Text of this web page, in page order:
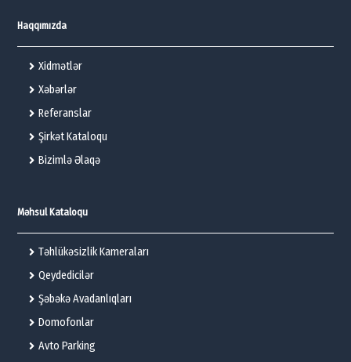
Haqqımızda
Xidmətlər
Xəbərlər
Referanslar
Şirkət Kataloqu
Bizimlə Əlaqə
Məhsul Kataloqu
Təhlükəsizlik Kameraları
Qeydedicilər
Şəbəkə Avadanlıqları
Domofonlar
Avto Parking